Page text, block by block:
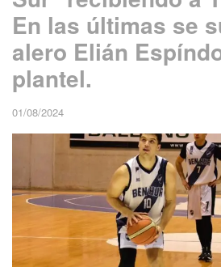
En las últimas se
alero Elián
plantel.
01/08/2024